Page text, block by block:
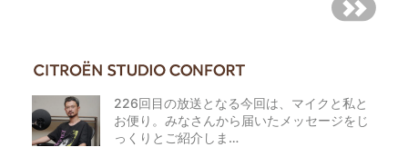
226回目の放送となる今回は、マイクと私と
お便り。みなさんから届いたメッセージをじ
っくりとご紹介しま…